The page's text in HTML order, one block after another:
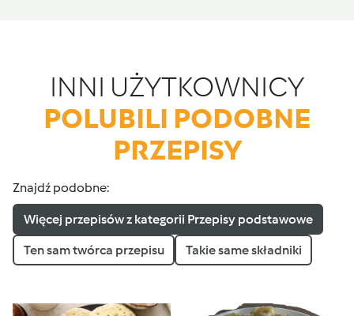
INNI UŻYTKOWNICY
POLUBILI PODOBNE
PRZEPISY
Znajdź podobne:
Więcej przepisów z kategorii Przepisy podstawowe
Ten sam twórca przepisu Takie same składniki